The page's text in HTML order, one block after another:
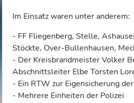
Im Einsatz waren unter anderem:
- FF Fliegenberg, Stelle,
Stöckte, Over-Bullenhausen,
- Der Kreisbrandmeister Volker
Abschnittsleiter Elbe Torsten
- Ein RTW zur Eigensicherung
- Mehrere Einheiten der Polizei